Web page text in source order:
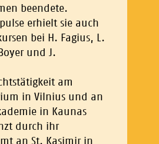
beendete.
erhielt sie auch
bei H. Fagius, L.
und J.
am
in Vilnius und an
in Kaunas
durch ihr
an St. Kasimir in